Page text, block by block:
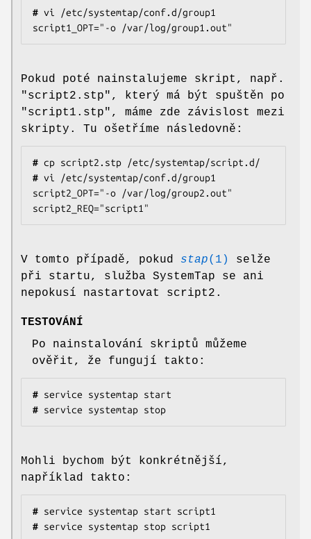
# vi /etc/systemtap/conf.d/group1
script1_OPT="-o /var/log/group1.out"
Pokud poté nainstalujeme skript, např.
"script2.stp", který má být spuštěn po
"script1.stp", máme zde závislost mezi
skripty. Tu ošetříme následovně:
#
# vi /etc/systemtap/conf.d/group1
script2_OPT="-o /var/log/group2.out"
script2_REQ="script1"
V tomto případě, pokud stap(1)
selže
při startu, služba SystemTap se ani
nepokusí nastartovat script2.
TESTOVÁNÍ
Po nainstalování skriptů můžeme
ověřit, že fungují takto:
#
# service systemtap stop
Mohli bychom být konkrétnější,
například takto:
#
# service systemtap stop script1